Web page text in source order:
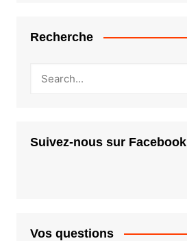
Recherche
Suivez-nous sur Facebook
Vos questions